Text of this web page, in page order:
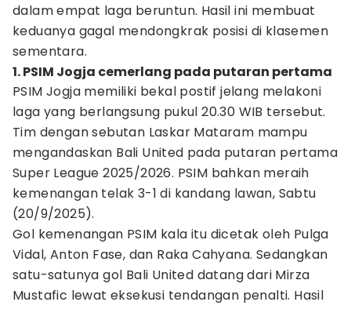
dalam empat laga beruntun. Hasil ini membuat
keduanya gagal mendongkrak posisi di klasemen
sementara.
1. PSIM Jogja cemerlang pada putaran pertama
PSIM Jogja memiliki bekal postif jelang melakoni
laga yang berlangsung pukul 20.30 WIB tersebut.
Tim dengan sebutan Laskar Mataram mampu
mengandaskan Bali United pada putaran pertama
Super League 2025/2026. PSIM bahkan meraih
kemenangan telak 3-1 di kandang lawan, Sabtu
(20/9/2025).
Gol kemenangan PSIM kala itu dicetak oleh Pulga
Vidal, Anton Fase, dan Raka Cahyana. Sedangkan
satu-satunya gol Bali United datang dari Mirza
Mustafic lewat eksekusi tendangan penalti. Hasil